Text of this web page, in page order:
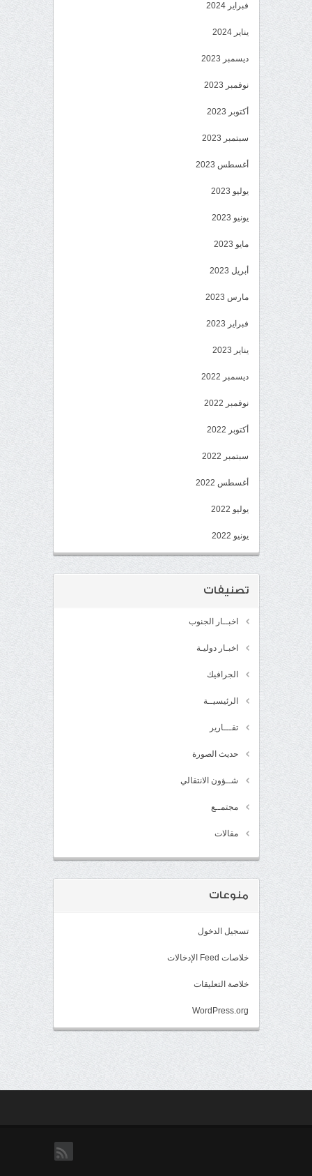
فبراير 2024
يناير 2024
ديسمبر 2023
نوفمبر 2023
أكتوبر 2023
سبتمبر 2023
أغسطس 2023
يوليو 2023
يونيو 2023
مايو 2023
أبريل 2023
مارس 2023
فبراير 2023
يناير 2023
ديسمبر 2022
نوفمبر 2022
أكتوبر 2022
سبتمبر 2022
أغسطس 2022
يوليو 2022
يونيو 2022
تصنيفات
اخبــار الجنوب
اخبـار دوليـة
الجرافيك
الرئيسيــة
تقـــارير
حديث الصورة
شــؤون الانتقالي
مجتمــع
مقالات
منوعات
تسجيل الدخول
خلاصات Feed الإدخالات
خلاصة التعليقات
WordPress.org